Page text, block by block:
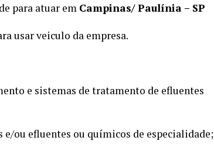
para atuar em Campinas/ Paulínia – SP
usar veiculo da empresa.
e sistemas de tratamento de efluentes
ou efluentes ou químicos de especialidade;